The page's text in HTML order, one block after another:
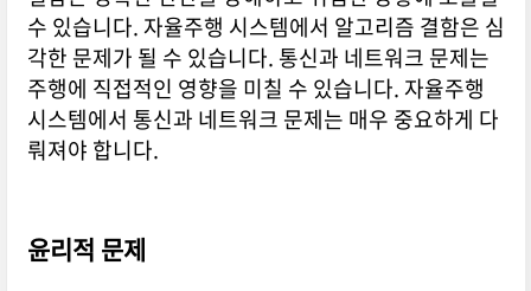
수 있습니다. 자율주행 시스템에서 알고리즘 결함은 심
각한 문제가 될 수 있습니다. 통신과 네트워크 문제는
주행에 직접적인 영향을 미칠 수 있습니다. 자율주행
시스템에서 통신과 네트워크 문제는 매우 중요하게 다
뤄져야 합니다.
윤리적 문제